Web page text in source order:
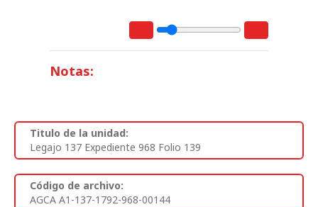
Notas:
Titulo de la unidad:
Legajo 137 Expediente 968 Folio 139
Código de archivo:
AGCA A1-137-1792-968-00144